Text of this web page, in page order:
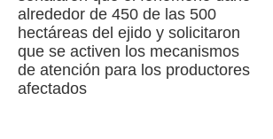
alrededor de 450 de las 500
hectáreas del ejido y solicitaron
que se activen los mecanismos
de atención para los productores
afectados